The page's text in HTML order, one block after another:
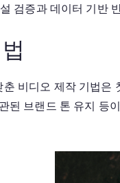
검증과 데이터 기반
비디오 제작 기법
된 브랜드 톤 유지 등